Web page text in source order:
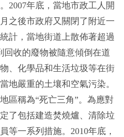
2007年底，當地市政工人開
之後市政府又關閉了附近一
計，當地街道上散佈著超過
回收的廢物被隨意傾倒在道
、化學品和生活垃圾等在街
地嚴重的土壤和空氣污染。
區稱為“死亡三角”。為應對
了包括建造焚燒爐、清除垃
等一系列措施。2010年底，